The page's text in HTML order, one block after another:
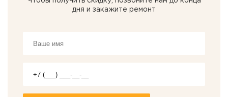
дня и закажите ремонт